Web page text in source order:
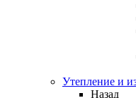
Утепление и
Назад